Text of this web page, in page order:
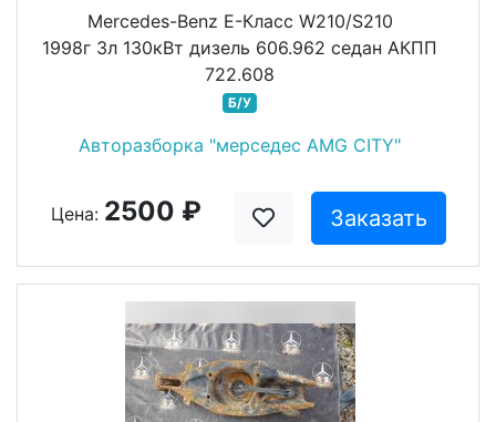
Mercedes-Benz E-Класс W210/S210
1998г 3л 130кВт дизель 606.962 седан АКПП
722.608
Б/У
Авторазборка "мерседес AMG CITY"
Цена: 2500 ₽ Заказать